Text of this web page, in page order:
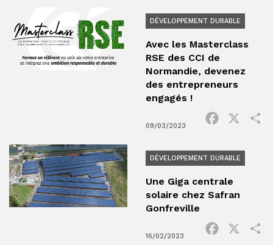
DÉVELOPPEMENT DURABLE
Avec les Masterclass
RSE des CCI de
Normandie, devenez
des entrepreneurs
engagés !
09/03/2023
Facebook
DÉVELOPPEMENT DURABLE
Une Giga centrale
solaire chez Safran
Gonfreville
16/02/2023
Facebook